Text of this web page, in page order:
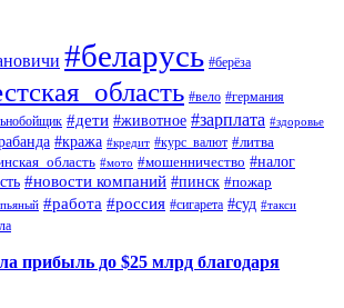
#беларусь #берёза
#вело #германия
#дети #животное #зарплата #здоровье
#кража #кредит #курс_валют #литва
#мото #мошенничество #налог
#новости компаний #пинск #пожар
#работа #россия #сигарета #суд #такси
прибыль до $25 млрд благодаря